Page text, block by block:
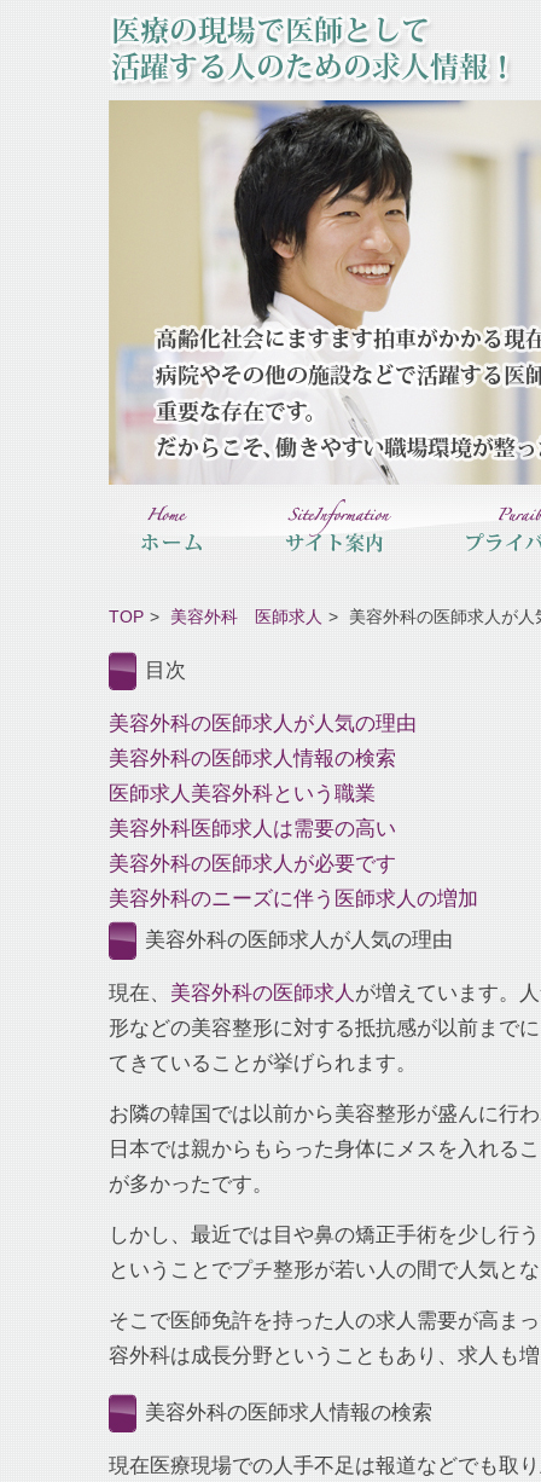
TOP 美容外科 医師求人 美容外科の医師求人が人
目次
美容外科の医師求人が人気の理由
美容外科の医師求人情報の検索
医師求人美容外科という職業
美容外科医師求人は需要の高い
美容外科の医師求人が必要です
美容外科のニーズに伴う医師求人の増加
美容外科の医師求人が人気の理由
現在、 美容外科の医師求人が増えています。
形などの美容整形に対する抵抗感が以前まで
てきていることが挙げられます。
お隣の韓国では以前から美容整形が盛んに行
日本では親からもらった身体にメスを入れる
が多かったです。
しかし、最近では目や鼻の矯正手術を少し行
ということでプチ整形が若い人の間で人気と
そこで医師免許を持った人の求人需要が高ま
容外科は成長分野ということもあり、求人も
美容外科の医師求人情報の検索
現在医療現場での人手不足は報道などでも取